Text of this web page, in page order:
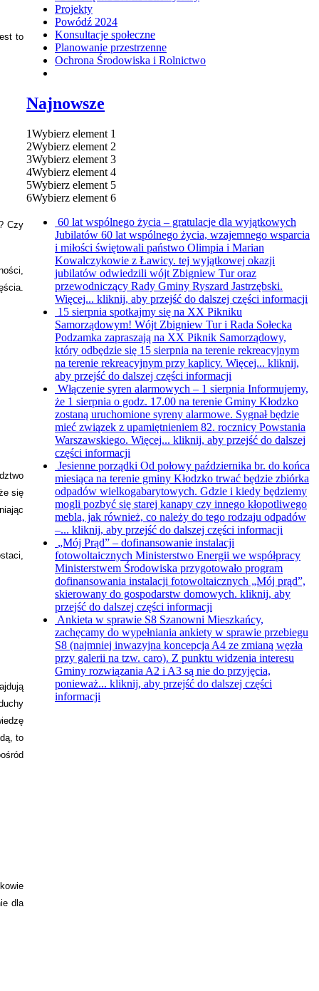
to
Czy
się
to
dla
Projekty
Powódź 2024
Konsultacje społeczne
Planowanie przestrzenne
Ochrona Środowiska i Rolnictwo
Najnowsze
1Wybierz element 1
2Wybierz element 2
3Wybierz element 3
4Wybierz element 4
5Wybierz element 5
6Wybierz element 6
60 lat wspólnego życia – gratulacje dla wyjątkowych
Jubilatów 60 lat wspólnego życia, wzajemnego wsparcia
i miłości świętowali państwo Olimpia i Marian
Kowalczykowie z Ławicy. tej wyjątkowej okazji
jubilatów odwiedzili wójt Zbigniew Tur oraz
przewodniczący Rady Gminy Ryszard Jastrzębski.
Więcej... kliknij, aby przejść do dalszej części informacji
15 sierpnia spotkajmy się na XX Pikniku
Samorządowym! Wójt Zbigniew Tur i Rada Sołecka
Podzamka zapraszają na XX Piknik Samorządowy,
który odbędzie się 15 sierpnia na terenie rekreacyjnym
na terenie rekreacyjnym przy kaplicy. Więcej... kliknij,
aby przejść do dalszej części informacji
Włączenie syren alarmowych – 1 sierpnia Informujemy,
że 1 sierpnia o godz. 17.00 na terenie Gminy Kłodzko
zostaną uruchomione syreny alarmowe. Sygnał będzie
mieć związek z upamiętnieniem 82. rocznicy Powstania
Warszawskiego. Więcej... kliknij, aby przejść do dalszej
części informacji
Jesienne porządki Od połowy października br. do końca
miesiąca na terenie gminy Kłodzko trwać będzie zbiórka
odpadów wielkogabarytowych. Gdzie i kiedy będziemy
mogli pozbyć się starej kanapy czy innego kłopotliwego
mebla, jak również, co należy do tego rodzaju odpadów
–... kliknij, aby przejść do dalszej części informacji
„Mój Prąd” – dofinansowanie instalacji
fotowoltaicznych Ministerstwo Energii we współpracy
Ministerstwem Środowiska przygotowało program
dofinansowania instalacji fotowoltaicznych „Mój prąd”,
skierowany do gospodarstw domowych. kliknij, aby
przejść do dalszej części informacji
Ankieta w sprawie S8 Szanowni Mieszkańcy,
zachęcamy do wypełniania ankiety w sprawie przebiegu
S8 (najmniej inwazyjna koncepcja A4 ze zmianą węzła
przy galerii na tzw. caro). Z punktu widzenia interesu
Gminy rozwiązania A2 i A3 są nie do przyjęcia,
ponieważ... kliknij, aby przejść do dalszej części
informacji